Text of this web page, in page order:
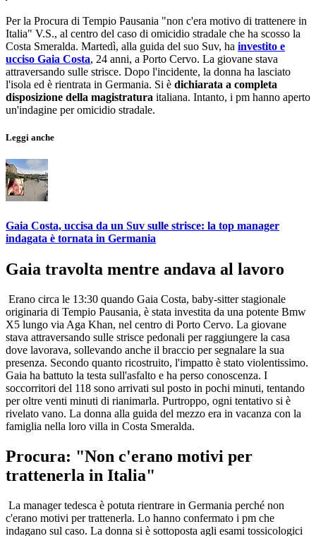
Per la Procura di Tempio Pausania "non c'era motivo di trattenere in
Italia" V.S., al centro del caso di omicidio stradale che ha scosso la
Costa Smeralda. Martedì, alla guida del suo Suv, ha investito e
ucciso Gaia Costa, 24 anni, a Porto Cervo. La giovane stava
attraversando sulle strisce. Dopo l'incidente, la donna ha lasciato
l'isola ed è rientrata in Germania. Si è dichiarata a completa
disposizione della magistratura italiana. Intanto, i pm hanno aperto
un'indagine per omicidio stradale.
Leggi anche
Gaia Costa, uccisa da un Suv sulle strisce: la top manager
indagata è tornata in Germania
Gaia travolta mentre andava al lavoro
Erano circa le 13:30 quando Gaia Costa, baby-sitter stagionale
originaria di Tempio Pausania, è stata investita da una potente Bmw
X5 lungo via Aga Khan, nel centro di Porto Cervo. La giovane
stava attraversando sulle strisce pedonali per raggiungere la casa
dove lavorava, sollevando anche il braccio per segnalare la sua
presenza. Secondo quanto ricostruito, l'impatto è stato violentissimo.
Gaia ha battuto la testa sull'asfalto e ha perso conoscenza. I
soccorritori del 118 sono arrivati sul posto in pochi minuti, tentando
per oltre venti minuti di rianimarla. Purtroppo, ogni tentativo si è
rivelato vano. La donna alla guida del mezzo era in vacanza con la
famiglia nella loro villa in Costa Smeralda.
Procura: "Non c'erano motivi per
trattenerla in Italia"
La manager tedesca è potuta rientrare in Germania perché non
c'erano motivi per trattenerla. Lo hanno confermato i pm che
indagano sul caso. La donna si è sottoposta agli esami tossicologici